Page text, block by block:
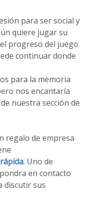
para ser social y
quiere jugar su
progreso del juego
continuar donde
para la memoria
nos encantaría
nuestra sección de
regalo de empresa
. Uno de
en contacto
discutir sus